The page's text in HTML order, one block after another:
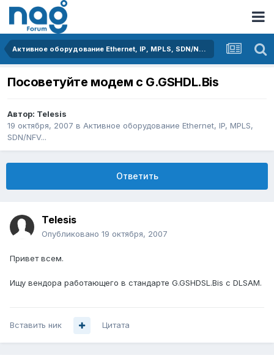
Активное оборудование Ethernet, IP, MPLS, SDN/NFV...
Посоветуйте модем с G.GSHDL.Bis
Автор: Telesis
19 октября, 2007 в Активное оборудование Ethernet, IP, MPLS,
SDN/NFV...
Ответить
Telesis
Опубликовано 19 октября, 2007
Привет всем.
Ищу вендора работающего в стандарте G.GSHDSL.Bis с DLSAM.
Вставить ник Цитата